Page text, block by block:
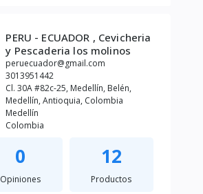
PERU - ECUADOR , Cevicheria
y Pescaderia los molinos
peruecuador@gmail.com
3013951442
Cl. 30A #82c-25, Medellín, Belén,
Medellín, Antioquia, Colombia
Medellín
Colombia
0
Opiniones
12
Productos